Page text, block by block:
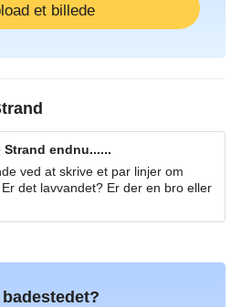
et billede
Strand endnu......
ved at skrive et par linjer om
det lavvandet? Er der en bro eller